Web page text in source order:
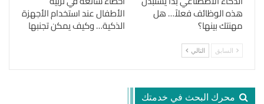
هذه الوظائف فعلاً… هل
مهنتك بينها؟
الأطفال عند استخدام الأجهزة
الذكية… وكيف يمكن تجنبها
السابق التالي
محرك البحث في خدمتك